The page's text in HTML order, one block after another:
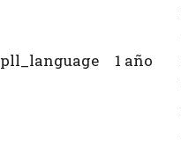
pll_language
1 año